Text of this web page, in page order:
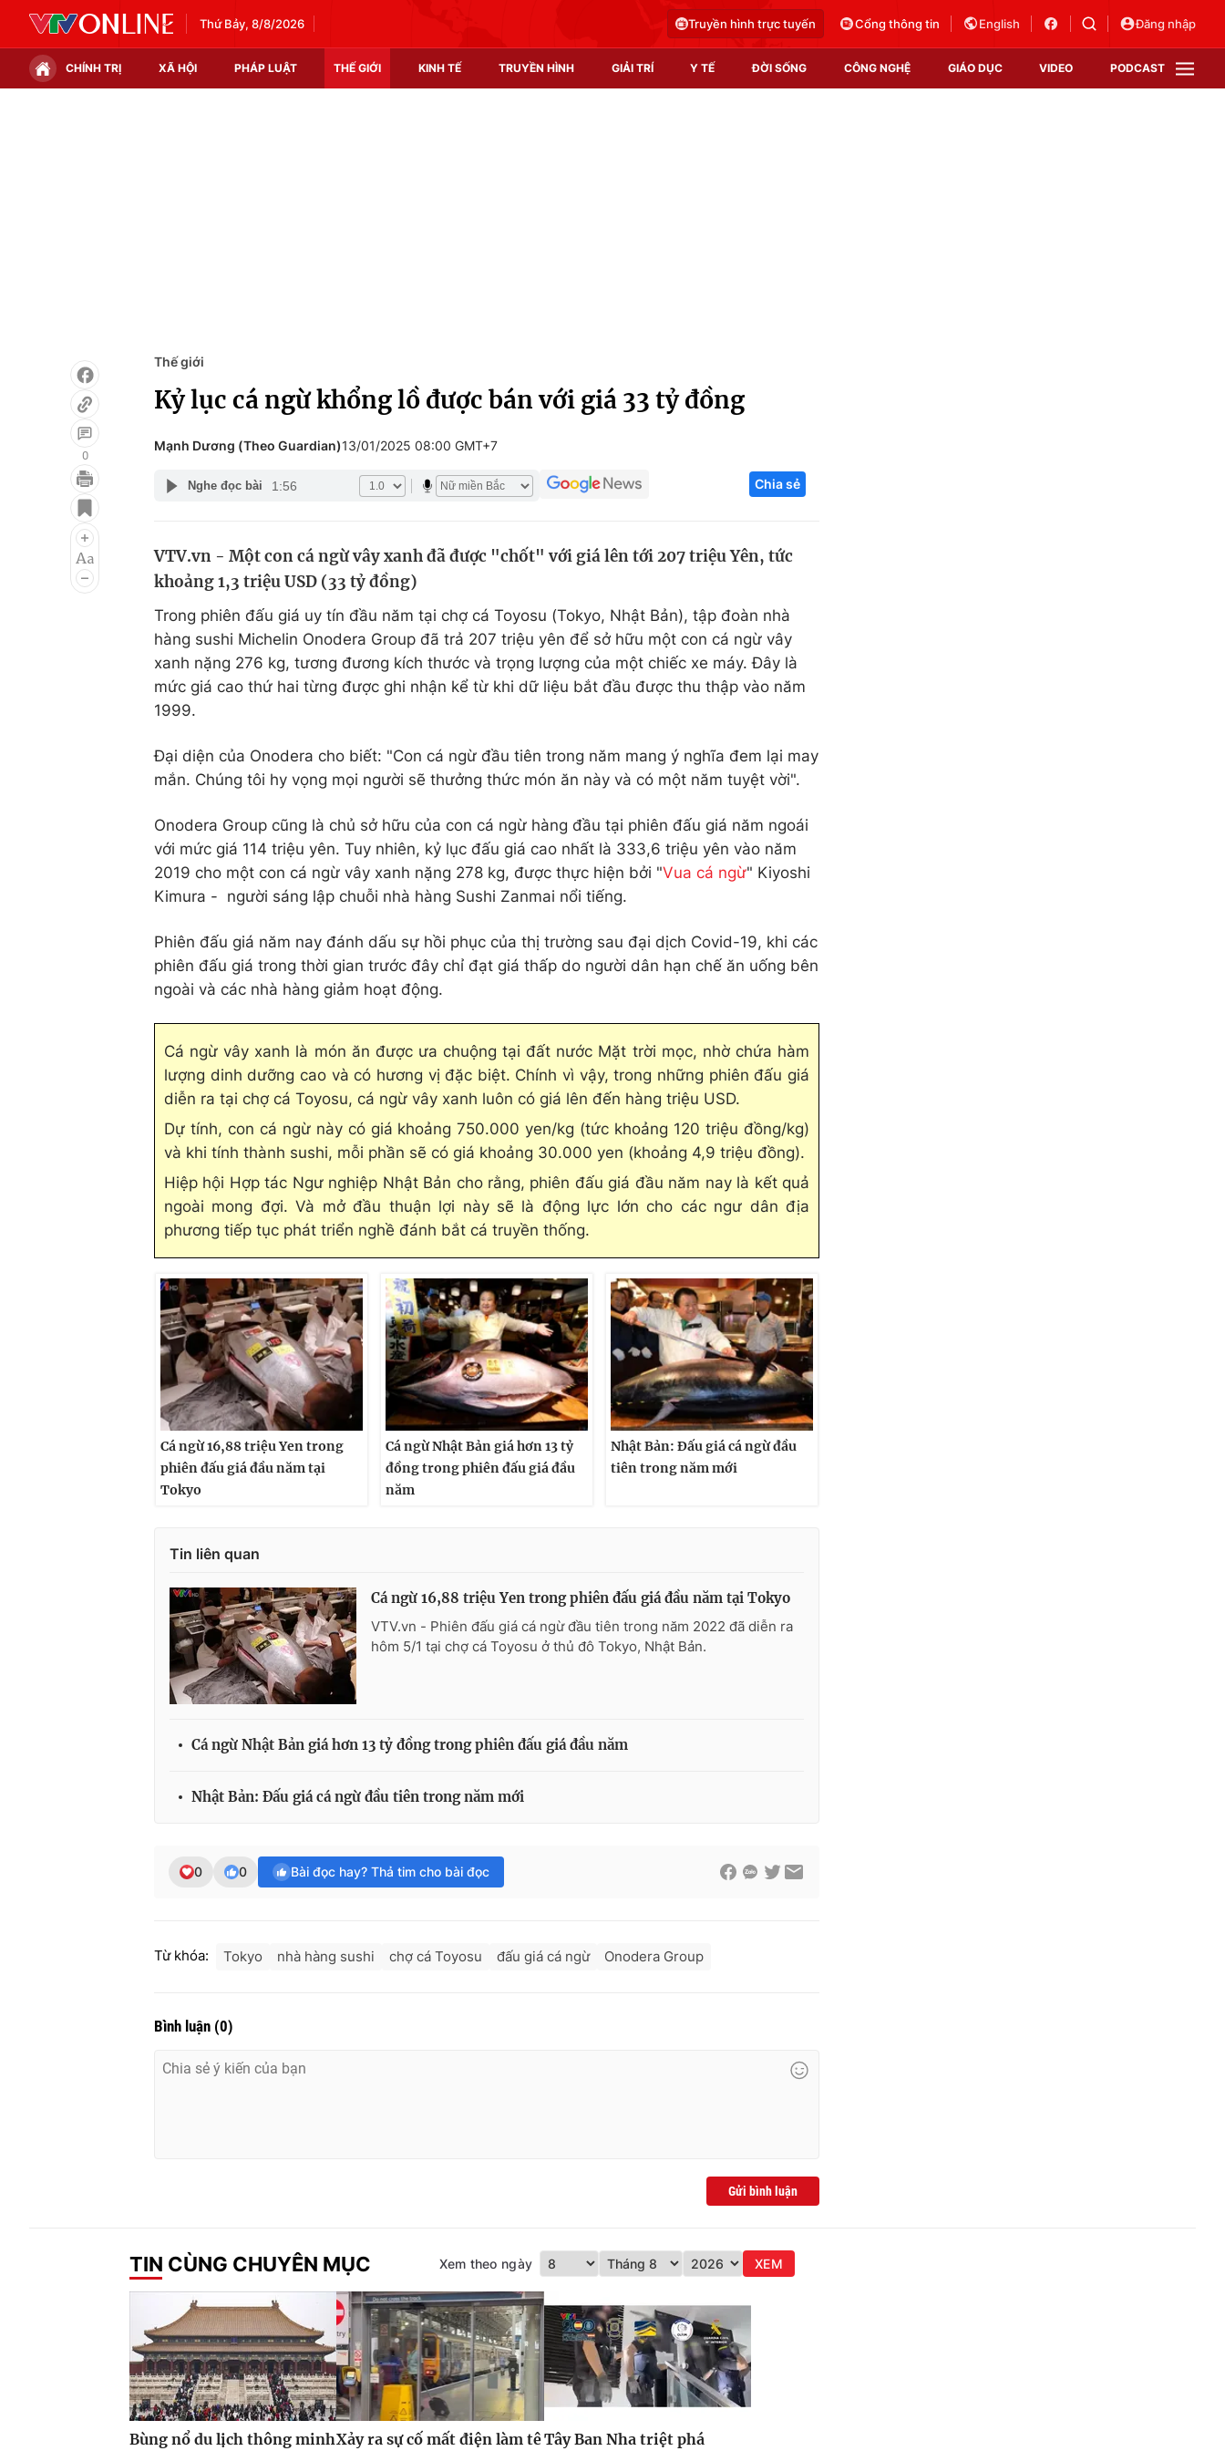
Thứ Bảy, 8/8/2026 Truyền hình trực tuyến Cổng thông tin English Đăng nhập
CHÍNH TRỊ XÃ HỘI PHÁP LUẬT THẾ GIỚI KINH TẾ TRUYỀN HÌNH GIẢI TRÍ Y TẾ ĐỜI SỐNG CÔNG NGHỆ GIÁO DỤC VIDEO PODCAST
Infographic
Điện ảnh
Âm nhạc
Làm đẹp
Giáo dục
Học trực tuyến
Công nghệ
Sản phẩm
Tư vấn
0
Thế giới
Kỷ lục cá ngừ khổng lồ được bán với giá 33 tỷ đồng
Mạnh Dương (Theo Guardian)13/01/2025 08:00 GMT+7
Nghe đọc bài 1:56 Chia sẻ
VTV.vn - Một con cá ngừ vây xanh đã được "chốt" với giá lên tới 207 triệu Yên, tức
khoảng 1,3 triệu USD (33 tỷ đồng)
Trong phiên đấu giá uy tín đầu năm tại chợ cá Toyosu (Tokyo, Nhật Bản), tập đoàn nhà
hàng sushi Michelin Onodera Group đã trả 207 triệu yên để sở hữu một con cá ngừ vây
xanh nặng 276 kg, tương đương kích thước và trọng lượng của một chiếc xe máy. Đây là
mức giá cao thứ hai từng được ghi nhận kể từ khi dữ liệu bắt đầu được thu thập vào năm
1999.
Đại diện của Onodera cho biết: "Con cá ngừ đầu tiên trong năm mang ý nghĩa đem lại may
mắn. Chúng tôi hy vọng mọi người sẽ thưởng thức món ăn này và có một năm tuyệt vời".
Onodera Group cũng là chủ sở hữu của con cá ngừ hàng đầu tại phiên đấu giá năm ngoái
với mức giá 114 triệu yên. Tuy nhiên, kỷ lục đấu giá cao nhất là 333,6 triệu yên vào năm
2019 cho một con cá ngừ vây xanh nặng 278 kg, được thực hiện bởi "Vua cá ngừ" Kiyoshi
Kimura - người sáng lập chuỗi nhà hàng Sushi Zanmai nổi tiếng.
Phiên đấu giá năm nay đánh dấu sự hồi phục của thị trường sau đại dịch Covid-19, khi các
phiên đấu giá trong thời gian trước đây chỉ đạt giá thấp do người dân hạn chế ăn uống bên
ngoài và các nhà hàng giảm hoạt động.
Cá ngừ vây xanh là món ăn được ưa chuộng tại đất nước Mặt trời mọc, nhờ chứa hàm
lượng dinh dưỡng cao và có hương vị đặc biệt. Chính vì vậy, trong những phiên đấu giá
diễn ra tại chợ cá Toyosu, cá ngừ vây xanh luôn có giá lên đến hàng triệu USD.
Dự tính, con cá ngừ này có giá khoảng 750.000 yen/kg (tức khoảng 120 triệu đồng/kg)
và khi tính thành sushi, mỗi phần sẽ có giá khoảng 30.000 yen (khoảng 4,9 triệu đồng).
Hiệp hội Hợp tác Ngư nghiệp Nhật Bản cho rằng, phiên đấu giá đầu năm nay là kết quả
ngoài mong đợi. Và mở đầu thuận lợi này sẽ là động lực lớn cho các ngư dân địa
phương tiếp tục phát triển nghề đánh bắt cá truyền thống.
Cá ngừ 16,88 triệu Yen trong
phiên đấu giá đầu năm tại
Tokyo
Cá ngừ Nhật Bản giá hơn 13 tỷ
đồng trong phiên đấu giá đầu
năm
Nhật Bản: Đấu giá cá ngừ đầu
tiên trong năm mới
Tin liên quan
Cá ngừ 16,88 triệu Yen trong phiên đấu giá đầu năm tại Tokyo
VTV.vn - Phiên đấu giá cá ngừ đầu tiên trong năm 2022 đã diễn ra
hôm 5/1 tại chợ cá Toyosu ở thủ đô Tokyo, Nhật Bản.
Cá ngừ Nhật Bản giá hơn 13 tỷ đồng trong phiên đấu giá đầu năm
Nhật Bản: Đấu giá cá ngừ đầu tiên trong năm mới
0 0 Bài đọc hay? Thả tim cho bài đọc
Từ khóa: Tokyo nhà hàng sushi chợ cá Toyosu đấu giá cá ngừ Onodera Group
Bình luận (0)
Gửi bình luận
TIN CÙNG CHUYÊN MỤC Xem theo ngày XEM
Bùng nổ du lịch thông minhXảy ra sự cố mất điện làm têTây Ban Nha triệt phá